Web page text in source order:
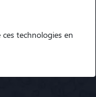
technologies en